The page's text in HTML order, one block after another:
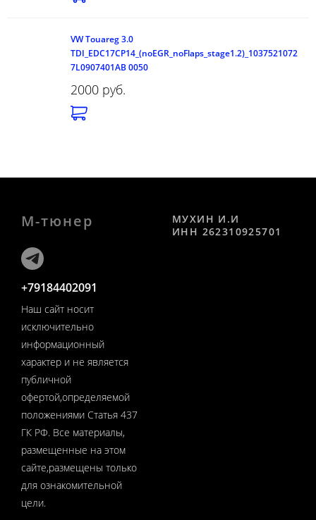
VW Touareg 3.0
TDI_EDC17CP14_(noEGR_noFlaps_stage1.2)_1037521072
7L0907401AB 0050
2000 руб.
М-тюнер
+79184402091
Наш сайт носит
исключительно
информационный
характер и не является
публичной
офертой,определяемой
положениями Статья 437
ГК РФ. Все материалы,
размещенные на этом
сайте,размещены только
для ознакомительной
цели.
МУХИН И.И
ИНН 262310925701